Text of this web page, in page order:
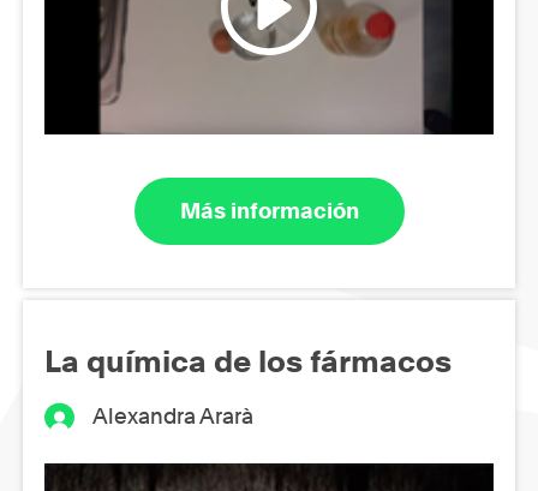
Más información
La química de los fármacos
Alexandra Ararà